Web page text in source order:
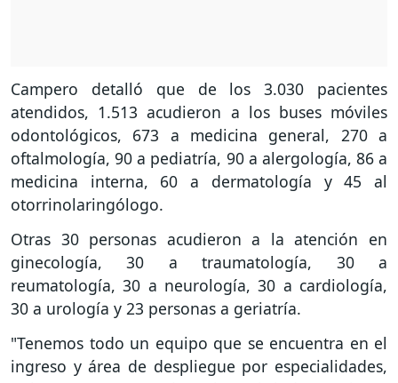
Campero detalló que de los 3.030 pacientes
atendidos, 1.513 acudieron a los buses móviles
odontológicos, 673 a medicina general, 270 a
oftalmología, 90 a pediatría, 90 a alergología, 86 a
medicina interna, 60 a dermatología y 45 al
otorrinolaringólogo.
Otras 30 personas acudieron a la atención en
ginecología, 30 a traumatología, 30 a
reumatología, 30 a neurología, 30 a cardiología,
30 a urología y 23 personas a geriatría.
"Tenemos todo un equipo que se encuentra en el
ingreso y área de despliegue por especialidades,